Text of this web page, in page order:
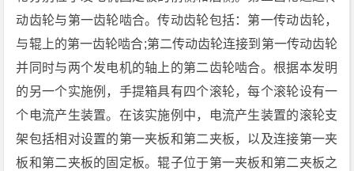
动齿轮与第一齿轮啮合。传动齿轮包括：第一传动齿轮，
与辊上的第一齿轮啮合;第二传动齿轮连接到第一传动齿轮
并同时与两个发电机的轴上的第二齿轮啮合。根据本发明
的另一个实施例，手提箱具有四个滚轮，每个滚轮设有一
个电流产生装置。在该实施例中，电流产生装置的滚轮支
架包括相对设置的第一夹板和第二夹板，以及连接第一夹
板和第二夹板的固定板。辊子位于第一夹板和第二夹板之